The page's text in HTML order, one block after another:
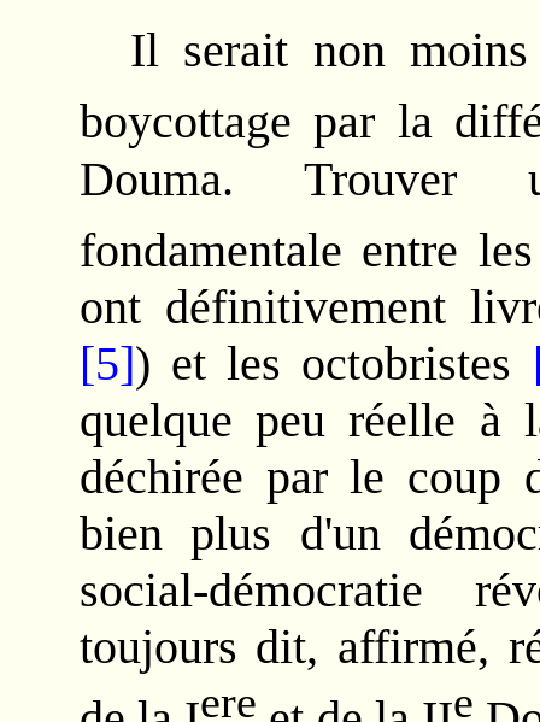
Il serait non
boycottage par la
Douma. Trouver
fondamentale entre
ont définitivement
[5]) et les octobristes
quelque peu réelle à
déchirée par le coup
bien plus d'un
social-démocratie
toujours dit, affirmé,
ere e